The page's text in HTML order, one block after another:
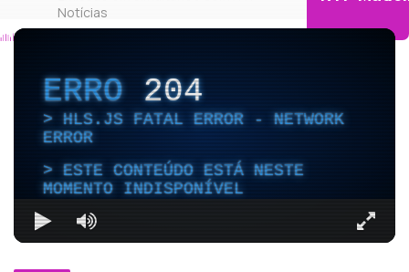
Notícias
ERRO204
HLS.JS FATAL ERROR - NETWORK
ERROR
ESTE CONTEÚDO ESTÁ NESTE
MOMENTO INDISPONÍVEL